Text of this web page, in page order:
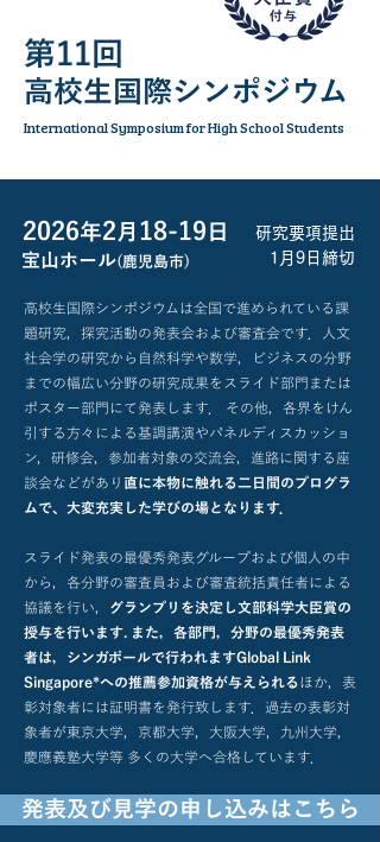
第11回
高校生国際シンポジウム
International Symposium for High School Students
2026年2月 18-19 日
​宝山ホール(鹿児島市)
研究要項提出
1月9日締切
高校生国際シンポジウムは全国で進められている課
題研究，探究活動の発表会および審査会です．人文
社会学の研究から自然科学や数学，ビジネスの分野
までの幅広い分野の研究成果をスライド部門または
ポスター部門にて発表します． その他，各界をけん
引する方々による基調講演やパネルディスカッショ
ン，研修会，参加者対象の交流会，進路に関する座
談会などがあり 直に本物に触れる二日間のプログラ
ムで、大変充実した学びの場となります．
スライド発表の最優秀発表グループおよび個人の中
から，各分野の審査員および審査統括責任者による
協議を行い， グランプリを決定し文部科学大臣賞の
授与を行います. また，各部門，分野の最優秀発表
者は，シンガポールで行われますGlobal Link
Singapore*への推薦参加資格が与えられるほか，表
彰対象者には証明書を発行致します．過去の表彰対
象者が東京大学，京都大学，大阪大学，九州大学，
慶應義塾大学等 多くの大学へ合格しています．
発表及び見学の申し込みはこちら